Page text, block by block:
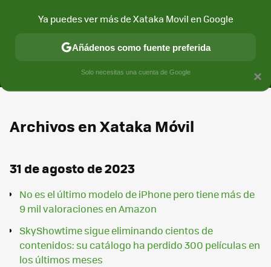
MÓVIL Y SOCIEDAD APLICACIONES
Archivos en Xataka Móvil
31 de agosto de 2023
No es el último modelo de iPhone pero tiene más de
9 mil valoraciones en Amazon
SkyShowtime sigue eliminando cientos de
contenidos: su catálogo ha perdido 300 películas en
los últimos meses
×
Ya puedes ver más de Xataka Movil en Google
Añádenos como fuente preferida
Solo necesitas una cuenta de Google